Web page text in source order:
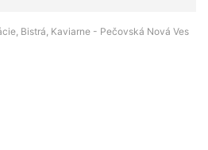
Bistrá, Kaviarne - Pečovská Nová Ves